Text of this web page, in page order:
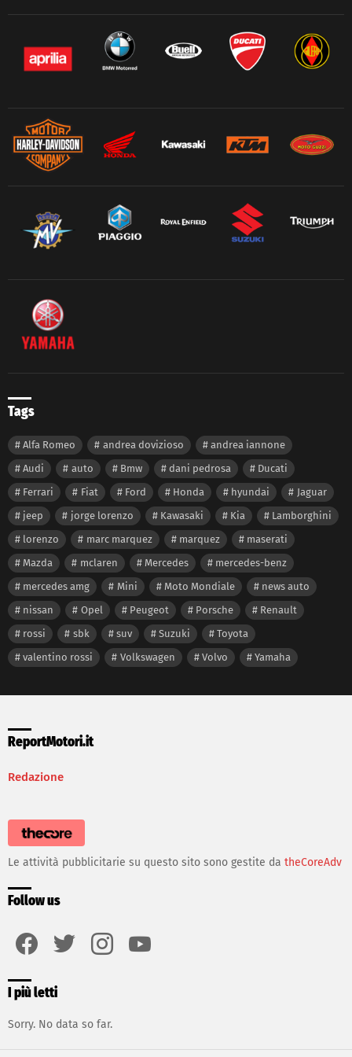
Tags
Alfa Romeo andrea dovizioso
andrea iannone
Audi
auto Bmw dani pedrosa
Ducati
Ferrari
Fiat Ford Honda hyundai
Jaguar
jeep
jorge lorenzo Kawasaki Kia
Lamborghini
lorenzo
marc marquez marquez
maserati
Mazda
mclaren Mercedes
mercedes-benz
mercedes amg
Mini Moto Mondiale
news auto
nissan
Opel Peugeot Porsche
Renault
rossi
sbk suv Suzuki
Toyota
valentino rossi
Volkswagen Volvo Yamaha
ReportMotori.it
Redazione
Le attività pubblicitarie su questo sito sono gestite da theCoreAdv
Follow us
I più letti
Sorry. No data so far.